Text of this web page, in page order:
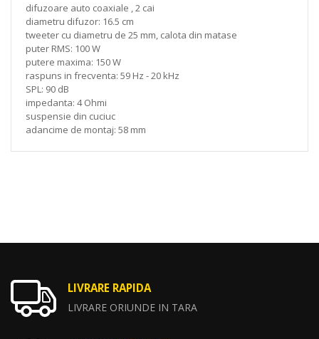
difuzoare auto coaxiale , 2 cai
diametru difuzor: 16.5 cm
tweeter cu diametru de 25 mm, calota din matase
puter RMS: 100 W
putere maxima: 150 W
raspuns in frecventa: 59 Hz - 20 kHz
SPL: 90 dB
impedanta: 4 Ohmi
suspensie din cuciuc
adancime de montaj: 58 mm
LIVRARE RAPIDA
LIVRARE ORIUNDE IN TARA